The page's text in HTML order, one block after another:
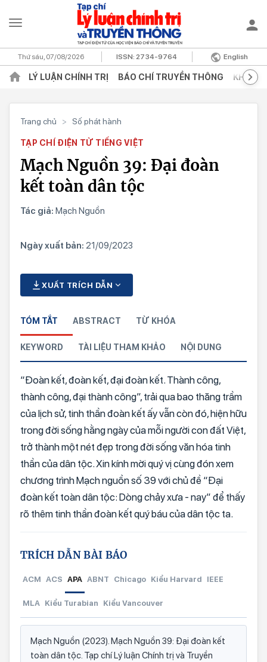
Thứ sáu, 07/08/2026 ISSN:2734-9764 English
LÝ LUẬN CHÍNH TRỊ BÁO CHÍ TRUYỀN THÔNG KHOA
Trang chủ > Số phát hành
TẠP CHÍ ĐIỆN TỬ TIẾNG VIỆT
Mạch Nguồn 39: Đại đoàn
kết toàn dân tộc
Tác giả: Mạch Nguồn
Ngày xuất bản: 21/09/2023
XUẤT TRÍCH DẪN
TÓM TẮT ABSTRACT TỪ KHÓA
KEYWORD TÀI LIỆU THAM KHẢO NỘI DUNG
“Đoàn kết, đoàn kết, đại đoàn kết. Thành công,
thành công, đại thành công”, trải qua bao thăng trầm
của lịch sử, tinh thần đoàn kết ấy vẫn còn đó, hiện hữu
trong đời sống hằng ngày của mỗi người con đất Việt,
trở thành một nét đẹp trong đời sống văn hóa tinh
thần của dân tộc. Xin kính mời quý vị cùng đón xem
chương trình Mạch nguồn số 39 với chủ đề “Đại
đoàn kết toàn dân tộc: Dòng chảy xưa - nay” để thấy
rõ thêm tinh thần đoàn kết quý báu của dân tộc ta.
TRÍCH DẪN BÀI BÁO
ACM ACS APA ABNT Chicago Kiểu Harvard IEEE
MLA Kiểu Turabian Kiểu Vancouver
Mạch Nguồn (2023). Mạch Nguồn 39: Đại đoàn kết
toàn dân tộc. Tạp chí Lý luận Chính trị và Truyền